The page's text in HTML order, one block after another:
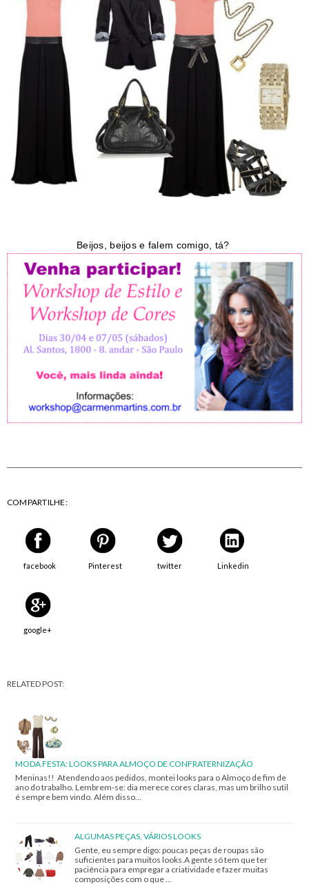
Beijos, beijos e falem comigo, tá?
COMPARTILHE:
facebook Pinterest twitter Linkedin
google+
RELATED POST:
MODA FESTA: LOOKS PARA ALMOÇO DE CONFRATERNIZAÇÃO
Meninas!! Atendendo aos pedidos, montei looks para o Almoço de fim de
ano do trabalho. Lembrem-se: dia merece cores claras, mas um brilho sutil
é sempre bem vindo. Além disso…
ALGUMAS PEÇAS, VÁRIOS LOOKS
Gente, eu sempre digo: poucas peças de roupas são
suficientes para muitos looks.A gente só tem que ter
paciência para empregar a criatividade e fazer muitas
composições com o que …